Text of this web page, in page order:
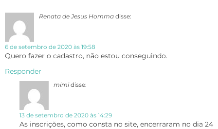
Renata de Jesus Homma disse:
6 de setembro de 2020 às 19:58
Quero fazer o cadastro, não estou conseguindo.
Responder
mimi disse:
13 de setembro de 2020 às 14:29
As inscrições, como consta no site, encerraram no dia 24